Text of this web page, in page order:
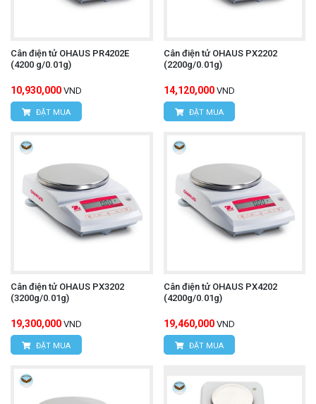
Cân điện tử OHAUS PR4202E
(4200 g/0.01g)
10,930,000 VND
ĐẶT MUA
Cân điện tử OHAUS PX2202
(2200g/0.01g)
14,120,000 VND
ĐẶT MUA
Cân điện tử OHAUS PX3202
(3200g/0.01g)
19,300,000 VND
ĐẶT MUA
Cân điện tử OHAUS PX4202
(4200g/0.01g)
19,460,000 VND
ĐẶT MUA